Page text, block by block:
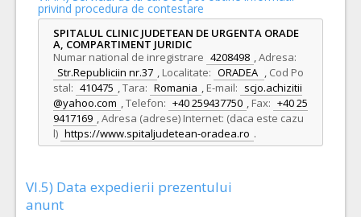
privind procedura de contestare
SPITALUL CLINIC JUDETEAN DE URGENTA ORADE
A, COMPARTIMENT JURIDIC
Numar national de inregistrare 4208498 ,Adresa:
Str.Republiciin nr.37 , Localitate: ORADEA , Cod Po
stal: 410475 ,Tara: Romania , E-mail: scjo.achizitii
@yahoo.com ,Telefon: +40 259437750 , Fax: +40 25
9417169 ,Adresa (adrese) Internet: (daca este cazu
l) https://www.spitaljudetean-oradea.ro .
VI.5) Data expedierii prezentului
anunt